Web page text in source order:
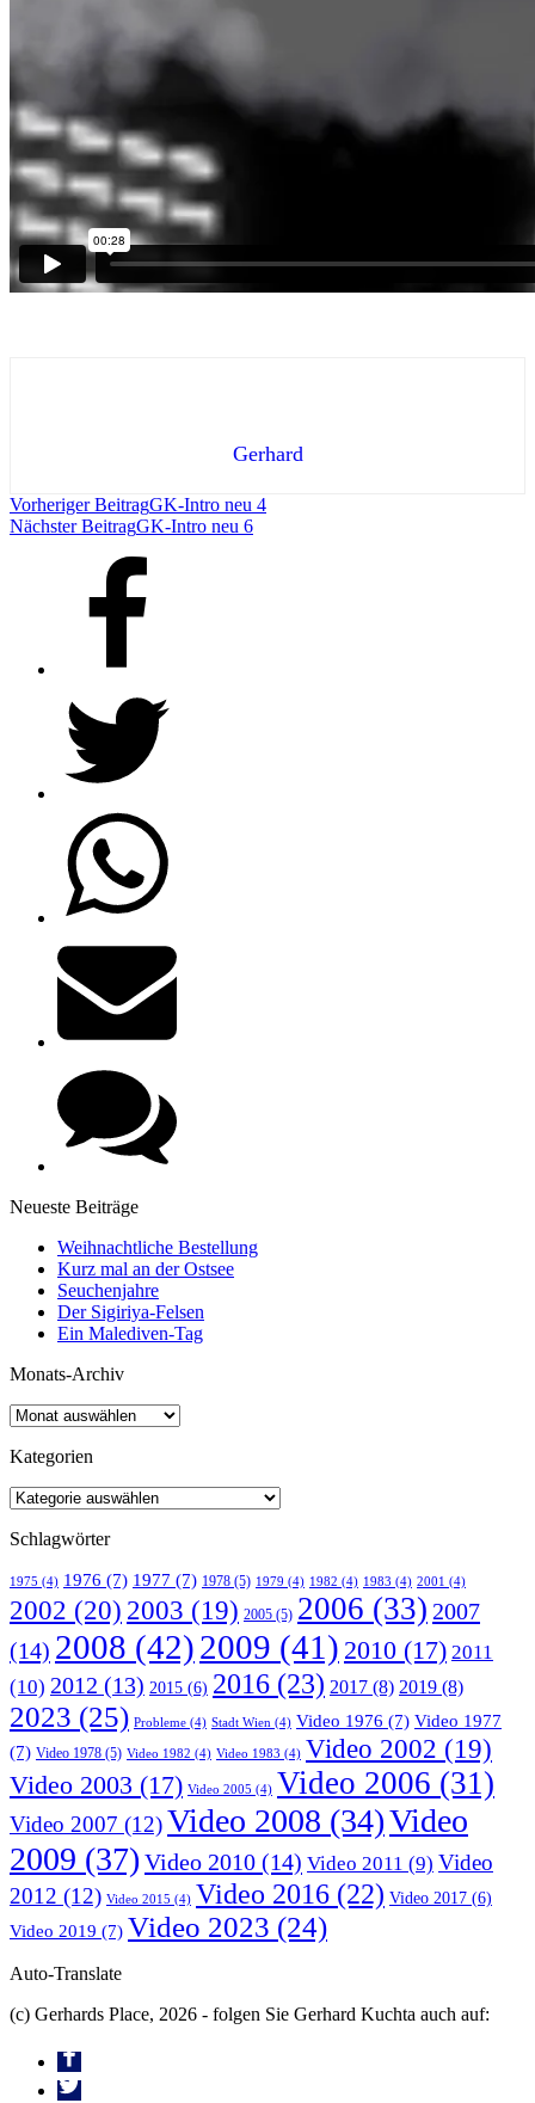
Gerhard
Vorheriger BeitragGK-Intro neu 4
Nächster BeitragGK-Intro neu 6
Neueste Beiträge
Weihnachtliche Bestellung
Kurz mal an der Ostsee
Seuchenjahre
Der Sigiriya-Felsen
Ein Malediven-Tag
Monats-Archiv
Kategorien
Schlagwörter
1975 (4) 1976 (7) 1977 (7) 1978 (5) 1979 (4) 1982 (4) 1983 (4) 2001 (4)
2002 (20) 2003 (19) 2005 (5) 2006 (33) 2007
(14) 2008 (42)2009 (41) 2010 (17) 2011
(10) 2012 (13) 2015 (6) 2016 (23) 2017 (8) 2019 (8)
2023 (25) Probleme (4) Stadt Wien (4) Video 1976 (7) Video 1977
(7) Video 1978 (5) Video 1982 (4) Video 1983 (4) Video 2002 (19)
Video 2003 (17) Video 2005 (4) Video 2006 (31)
Video 2007 (12)Video 2008 (34)Video
2009 (37) Video 2010 (14) Video 2011 (9) Video
2012 (12) Video 2015 (4) Video 2016 (22) Video 2017 (6)
Video 2019 (7) Video 2023 (24)
Auto-Translate
(c) Gerhards Place, 2026 - folgen Sie Gerhard Kuchta auch auf: